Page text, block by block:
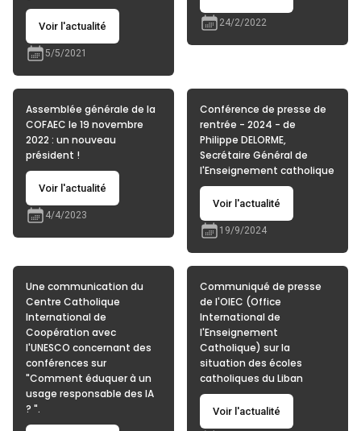
Voir l'actualité
5/5/2021
24/2/2022
Assemblée générale de la
COFAEC le 19 novembre
2022 : un nouveau
président !
Voir l'actualité
4/4/2023
Conférence de presse de
rentrée - 2024 - de
Philippe DELORME,
Secrétaire Général de
l'Enseignement catholique
Voir l'actualité
19/9/2024
Une communication du
Centre Catholique
International de
Coopération avec
l'UNESCO concernant des
conférences sur
"Comment éduquer à un
usage responsable des IA
? ".
Communiqué de presse
de l'OIEC (Office
International de
l'Enseignement
Catholique) sur la
situation des écoles
catholiques du Liban
Voir l'actualité